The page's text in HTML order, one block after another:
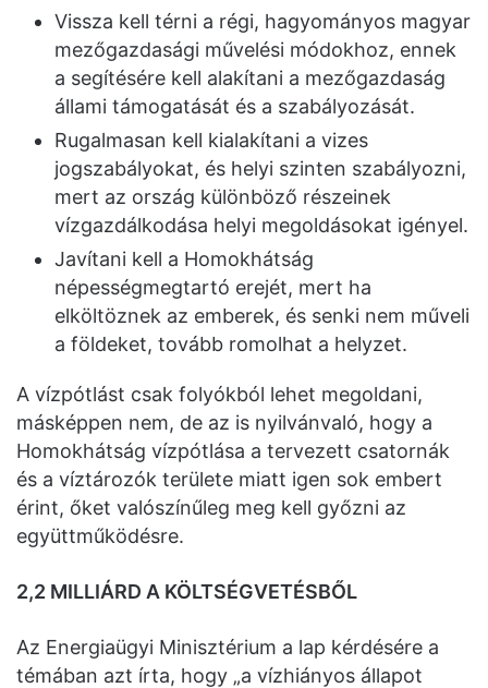
Vissza kell térni a régi, hagyományos magyar
mezőgazdasági művelési módokhoz, ennek
a segítésére kell alakítani a mezőgazdaság
állami támogatását és a szabályozását.
Rugalmasan kell kialakítani a vizes
jogszabályokat, és helyi szinten szabályozni,
mert az ország különböző részeinek
vízgazdálkodása helyi megoldásokat igényel.
Javítani kell a Homokhátság
népességmegtartó erejét, mert ha
elköltöznek az emberek, és senki nem műveli
a földeket, tovább romolhat a helyzet.
A vízpótlást csak folyókból lehet megoldani,
másképpen nem, de az is nyilvánvaló, hogy a
Homokhátság vízpótlása a tervezett csatornák
és a víztározók területe miatt igen sok embert
érint, őket valószínűleg meg kell győzni az
együttműködésre.
2,2 MILLIÁRD A KÖLTSÉGVETÉSBŐL
Az Energiaügyi Minisztérium a lap kérdésére a
témában azt írta, hogy „a vízhiányos állapot